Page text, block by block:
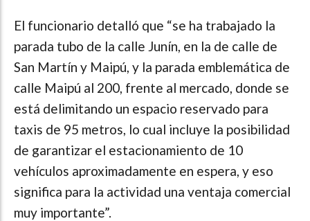
El funcionario detalló que “se ha trabajado la
parada tubo de la calle Junín, en la de calle de
San Martín y Maipú, y la parada emblemática de
calle Maipú al 200, frente al mercado, donde se
está delimitando un espacio reservado para
taxis de 95 metros, lo cual incluye la posibilidad
de garantizar el estacionamiento de 10
vehículos aproximadamente en espera, y eso
significa para la actividad una ventaja comercial
muy importante”.